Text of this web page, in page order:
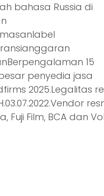
bahasa Russia di
15
penyedia jasa
2025.Legalitas
Fuji Film, BCA dan